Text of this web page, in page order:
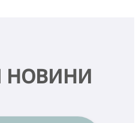
НОВИНИ